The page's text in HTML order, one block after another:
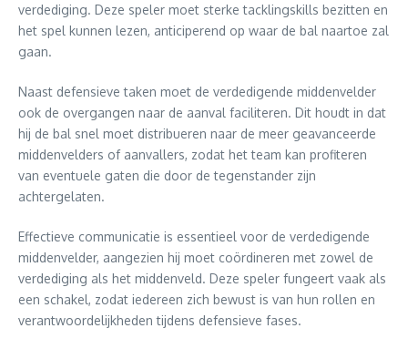
verdediging. Deze speler moet sterke tacklingskills bezitten en
het spel kunnen lezen, anticiperend op waar de bal naartoe zal
gaan.
Naast defensieve taken moet de verdedigende middenvelder
ook de overgangen naar de aanval faciliteren. Dit houdt in dat
hij de bal snel moet distribueren naar de meer geavanceerde
middenvelders of aanvallers, zodat het team kan profiteren
van eventuele gaten die door de tegenstander zijn
achtergelaten.
Effectieve communicatie is essentieel voor de verdedigende
middenvelder, aangezien hij moet coördineren met zowel de
verdediging als het middenveld. Deze speler fungeert vaak als
een schakel, zodat iedereen zich bewust is van hun rollen en
verantwoordelijkheden tijdens defensieve fases.